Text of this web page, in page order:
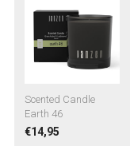
Scented Candle
Earth 46
€14,95